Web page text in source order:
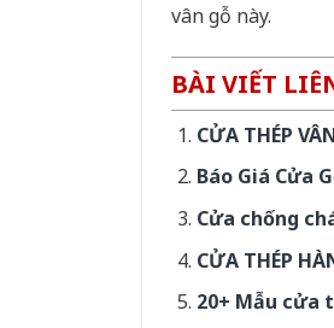
vân gỗ này.
BÀI VIẾT
CỬA THÉP
Báo Giá Cửa
Cửa chống
CỬA THÉP
20+ Mẫu cửa